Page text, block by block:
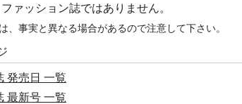
ァッション誌ではありません。
事実と異なる場合があるので注意して下さい。
発売日 一覧
最新号 一覧